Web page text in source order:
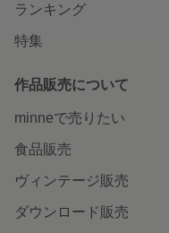
ランキング
特集
作品販売について
minneで売りたい
食品販売
ヴィンテージ販売
ダウンロード販売